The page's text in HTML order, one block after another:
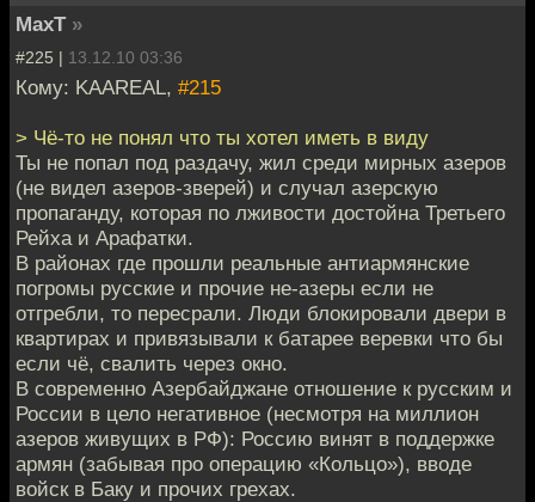
MaxT »
#225 | 13.12.10 03:36
Кому: KAAREAL, #215
> Чё-то не понял что ты хотел иметь в виду
Ты не попал под раздачу, жил среди мирных азеров
(не видел азеров-зверей) и случал азерскую
пропаганду, которая по лживости достойна Третьего
Рейха и Арафатки.
В районах где прошли реальные антиармянские
погромы русские и прочие не-азеры если не
отгребли, то пересрали. Люди блокировали двери в
квартирах и привязывали к батарее веревки что бы
если чё, свалить через окно.
В современно Азербайджане отношение к русским и
России в цело негативное (несмотря на миллион
азеров живущих в РФ): Россию винят в поддержке
армян (забывая про операцию «Кольцо»), вводе
войск в Баку и прочих грехах.